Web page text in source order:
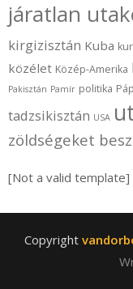
járatlan
kirgizisztán Kuba
közélet Közép-Amerika
Pakisztán Pamír politika
tadzsikisztán USA
zöldségeket
[Not a valid template]
Copyright